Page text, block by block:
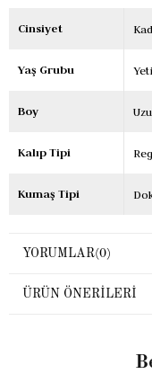
Cinsiyet
Yaş Grubu
Boy
Kalıp Tipi
Kumaş Tipi
YORUMLAR(0)
ÜRÜN ÖNERILERI